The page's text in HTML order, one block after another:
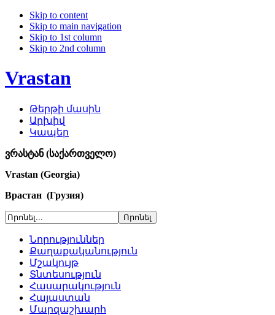
Skip to content
Skip to main navigation
Skip to 1st column
Skip to 2nd column
Vrastan
Թերթի մասին
Արխիվ
Կապեր
ვრასტან (საქართველო)
Vrastan (Georgia)
Врастан (Грузия)
Նորություններ
Քաղաքականություն
Մշակույթ
Տնտեսություն
Հասարակություն
Հայաստան
Մարզաշխարհ